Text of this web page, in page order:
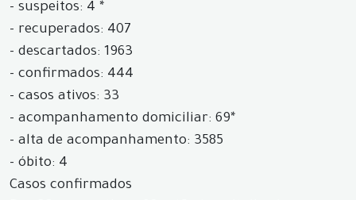
- suspeitos: 4 *
- recuperados: 407
- descartados: 1963
- confirmados: 444
- casos ativos: 33
- acompanhamento domiciliar: 69*
- alta de acompanhamento: 3585
- óbito: 4
Casos confirmados